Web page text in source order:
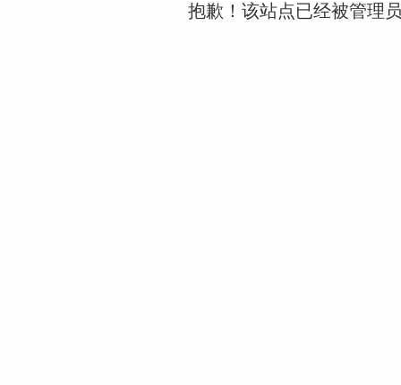
抱歉！该站点已经被管理